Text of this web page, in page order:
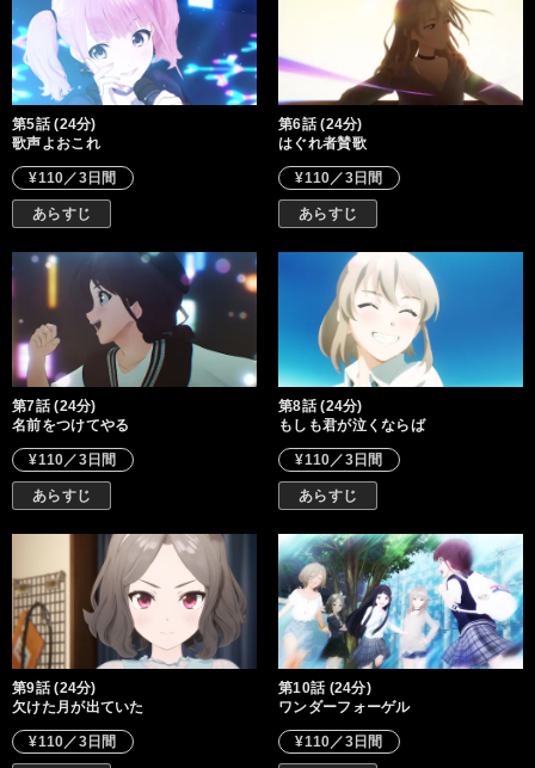
第5話 (24分)
歌声よおこれ
¥110／3日間
あらすじ
第6話 (24分)
はぐれ者賛歌
¥110／3日間
あらすじ
第7話 (24分)
名前をつけてやる
¥110／3日間
あらすじ
第8話 (24分)
もしも君が泣くならば
¥110／3日間
あらすじ
第9話 (24分)
欠けた月が出ていた
¥110／3日間
第10話 (24分)
ワンダーフォーゲル
¥110／3日間